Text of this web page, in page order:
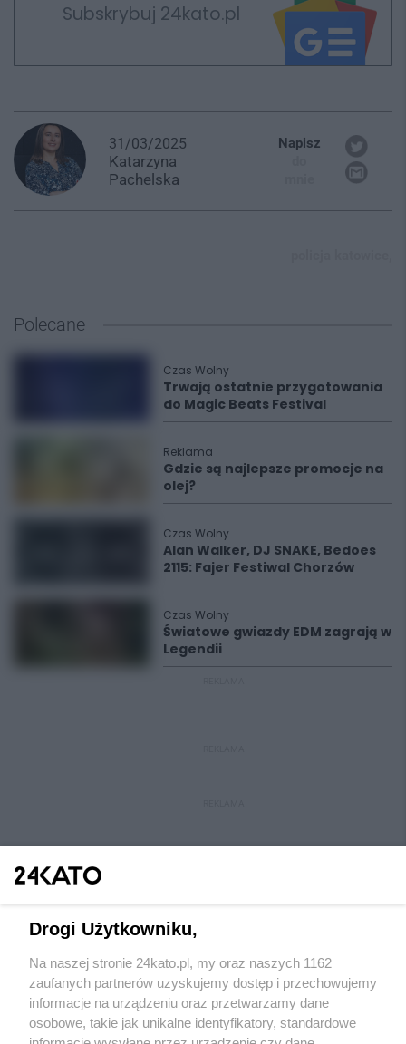
Subskrybuj 24kato.pl
31/03/2025
Katarzyna
Pachelska
Napisz
Polecane
Czas Wolny
Trwają ostatnie przygotowania
do Magic Beats Festival
Reklama
Gdzie są najlepsze promocje na
olej?
Czas Wolny
Alan Walker, DJ SNAKE, Bedoes
2115: Fajer Festiwal Chorzów
Czas Wolny
Światowe gwiazdy EDM zagrają w
Legendii
Wydawca mediów lokalnych
Drogi Użytkowniku,
Na naszej stronie 24kato.pl, my oraz naszych 1162
zaufanych partnerów uzyskujemy dostęp i przechowujemy
informacje na urządzeniu oraz przetwarzamy dane
osobowe, takie jak unikalne identyfikatory, standardowe